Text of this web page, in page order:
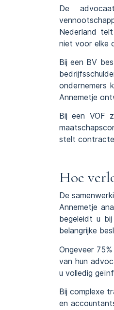
De
Nederland
niet voor elke
Bij een BV
ondernemers
Annemetje
Bij een VOF
stelt
Hoe
De
Annemetje
begeleidt u
belangrijke
Ongeveer
van hun
u volledig
Bij complexe
en